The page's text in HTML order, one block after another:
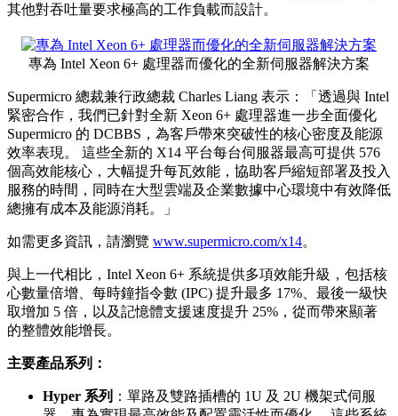
其他對吞吐量要求極高的工作負載而設計。
專為 Intel Xeon 6+ 處理器而優化的全新伺服器解決方案
Supermicro 總裁兼行政總裁 Charles Liang 表示：「透過與 Intel
緊密合作，我們已針對全新 Xeon 6+ 處理器進一步全面優化
Supermicro 的 DCBBS，為客戶帶來突破性的核心密度及能源
效率表現。 這些全新的 X14 平台每台伺服器最高可提供 576
個高效能核心，大幅提升每瓦效能，協助客戶縮短部署及投入
服務的時間，同時在大型雲端及企業數據中心環境中有效降低
總擁有成本及能源消耗。」
如需更多資訊，請瀏覽 www.supermicro.com/x14。
與上一代相比，Intel Xeon 6+ 系統提供多項效能升級，包括核
心數量倍增、每時鐘指令數 (IPC) 提升最多 17%、最後一級快
取增加 5 倍，以及記憶體支援速度提升 25%，從而帶來顯著
的整體效能增長。
主要產品系列：
Hyper 系列 ：單路及雙路插槽的 1U 及 2U 機架式伺服